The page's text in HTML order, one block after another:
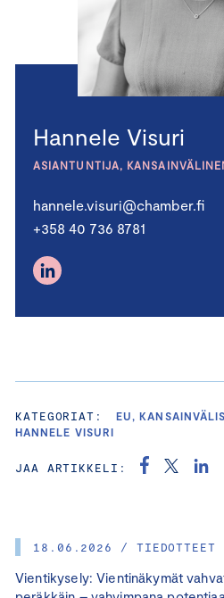
18.06.2026 / TIEDOTTEET
Vientikysely: Vientinäkymät
Hannele Visuri
ASIANTUNTIJA,
hannele.visuri@chamber.fi
+358 40 736 8781
KATEGORIAT:
EU,
HANNELE VISURI
JAA ARTIKKELI: